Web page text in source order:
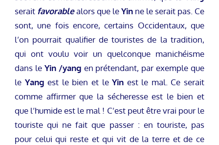
serait favorablealors que leYin ne le serait pas. Ce
sont, une fois encore, certains Occidentaux, que
l’on pourrait qualifier de touristes de la tradition,
qui ont voulu voir un quelconque manichéisme
dans le Yin /yang en prétendant, par exemple que
le Yang est le bien et leYin est le mal. Ce serait
comme affirmer que la sécheresse est le bien et
que l’humide est le mal ! C’est peut être vrai pour le
touriste qui ne fait que passer : en touriste, pas
pour celui qui reste et qui vit de la terre et de ce